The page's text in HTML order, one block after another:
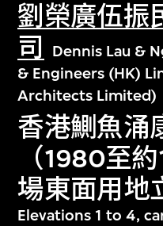
劉榮廣伍振
司
Dennis Lau &
& Engineers (HK)
Architects Limited)
香港鰂魚涌
（1980至
場東面用地
Elevations 1 to 4,